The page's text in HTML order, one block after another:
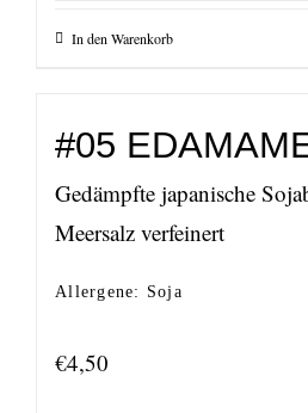
In den Warenkorb
#05
Gedämpfte japanische
Meersalz verfeinert
Allergene: Soja
€4,50